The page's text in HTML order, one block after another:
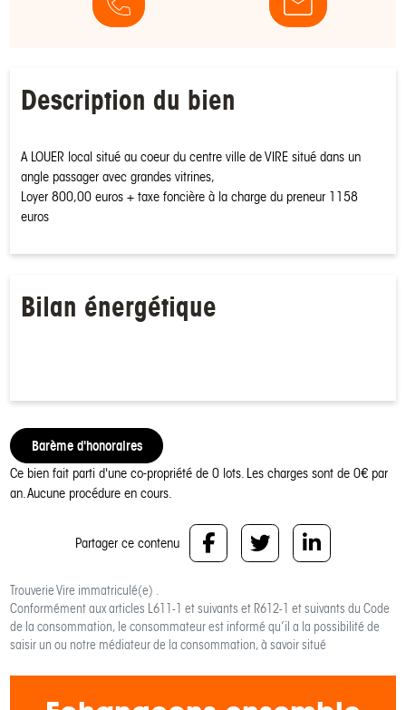
Description du bien
A LOUER local situé au coeur du centre ville de VIRE situé dans un
angle passager avec grandes vitrines,
Loyer 800,00 euros + taxe foncière à la charge du preneur 1158
euros
Bilan énergétique
Barème d'honoraires
Ce bien fait parti d'une co-propriété de 0 lots. Les charges sont de 0€ par
an.Aucune procédure en cours.
Partager ce contenu
Trouverie Vire immatriculé(e) .
Conformément aux articles L611-1 et suivants et R612-1 et suivants du Code
de la consommation, le consommateur est informé qu’il a la possibilité de
saisir un ou notre médiateur de la consommation, à savoir situé